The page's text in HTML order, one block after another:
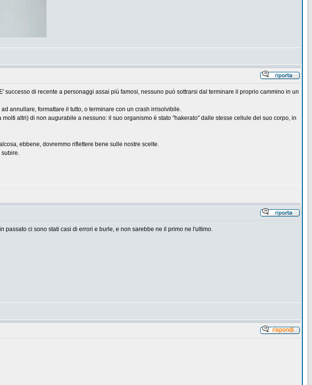
di recente a personaggi assai più famosi, nessuno può sottrarsi dal terminare il proprio cammino in un
annullare, formattare il tutto, o terminare con un crash irrisolvibile.
altri) di non augurabile a nessuno: il suo organismo è stato "hakerato" dalle stesse cellule del suo corpo, in
ebbene, dovremmo riflettere bene sulle nostre scelte.
subire.
ci sono stati casi di errori e burle, e non sarebbe ne il primo ne l'ultimo.